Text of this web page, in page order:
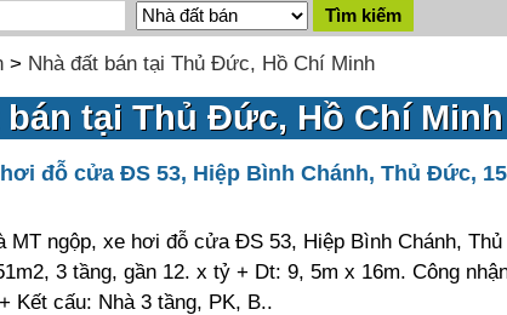
> Nhà đất bán tại Thủ Đức, Hồ Chí Minh
bán tại Thủ Đức, Hồ Chí Minh
đỗ cửa ĐS 53, Hiệp Bình Chánh, Thủ Đức,
MT ngộp, xe hơi đỗ cửa ĐS 53, Hiệp Bình Chánh, Thủ
3 tầng, gần 12. x tỷ + Dt: 9, 5m x 16m. Công
Kết cấu: Nhà 3 tầng, PK, B..